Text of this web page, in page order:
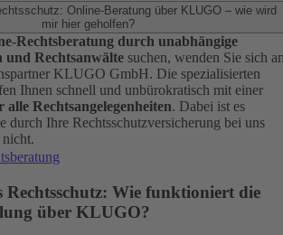
Online-Beratung über KLUGO – wie wird
mir hier geholfen?
Rechtsberatung durch unabhängige
und Rechtsanwälte suchen, wenden Sie sich
KLUGO GmbH. Die spezialisierten
Ihnen schnell und unbürokratisch mit einer
alle Rechtsangelegenheiten. Dabei ist es
durch Ihre Rechtsschutzversicherung bei uns
nicht.
Rechtsschutz: Wie funktioniert die
über KLUGO?